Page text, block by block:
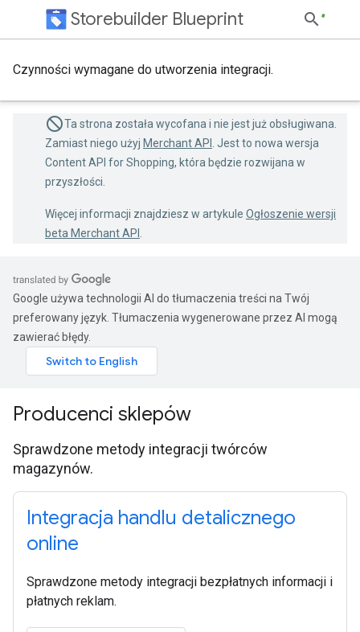
Storebuilder Blueprint
Czynności wymagane do utworzenia integracji.
Ta strona została wycofana i nie jest już obsługiwana.
Zamiast niego użyj Merchant API
. Jest to nowa wersja
Content API for Shopping, która będzie rozwijana w
przyszłości.
Więcej informacji znajdziesz w artykule Ogłoszenie wersji
beta Merchant API
Google używa technologii AI do tłumaczenia treści na Twój
preferowany język. Tłumaczenia wygenerowane przez AI mogą
zawierać błędy.
Producenci sklepów
Sprawdzone metody integracji twórców
magazynów.
Integracja handlu detalicznego
online
Sprawdzone metody integracji bezpłatnych informacji i
płatnych reklam.